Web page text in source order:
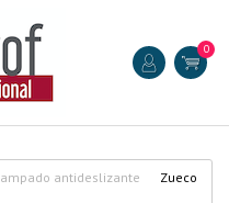
0
antideslizante Zueco